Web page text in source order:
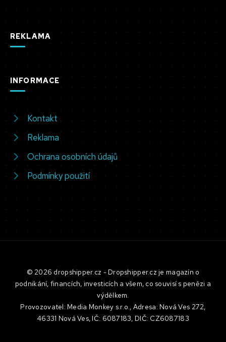
REKLAMA
INFORMACE
Kontakt
Reklama
Ochrana osobních údajů
Podmínky použití
© 2026 dropshipper.cz - Dropshipper.cz je magazín o
podnikání, financích, investicích a všem, co souvisí s penězi a
výdělkem.
Provozovatel: Media Monkey s.r.o., Adresa: Nová Ves 272,
46331 Nová Ves, IČ: 6087183, DIČ: CZ6087183